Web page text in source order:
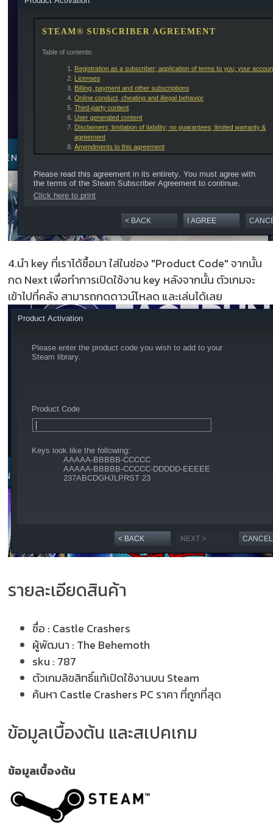
4.นำ key ที่เราได้ซื้อมา ใส่ในช่อง "Product Code" จากนั้น
กด Next เพื่อทำการเปิดใช้งาน key หลังจากนั้น ตัวเกมจะ
เข้าไปที่คลัง สามารถกดดาวน์โหลด และเล่นได้เลย
รายละเอียดสินค้า
ชื่อ : Castle Crashers
ผู้พัฒนา : The Behemoth
sku : 787
ตัวเกมลิขสิทธิ์แท้เปิดใช้งานบน Steam
ค้นหา Castle Crashers PC ราคา ที่ถูกที่สุด
ข้อมูลเบื้องต้น และสเปคเกม
ข้อมูลเบื้องต้น